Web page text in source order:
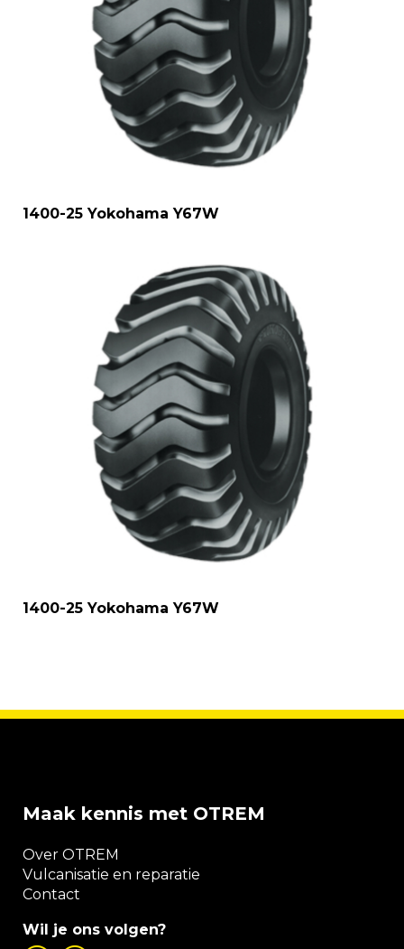
1400-25 Yokohama Y67W
1400-25 Yokohama Y67W
Maak kennis met OTREM
Over OTREM
Vulcanisatie en reparatie
Contact
Wil je ons volgen?